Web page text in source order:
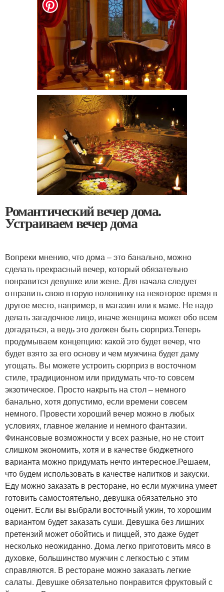
Романтический вечер дома.
Устраиваем вечер дома
Вопреки мнению, что дома – это банально, можно
сделать прекрасный вечер, который обязательно
понравится девушке или жене. Для начала следует
отправить свою вторую половинку на некоторое время в
другое место, например, в магазин или к маме. Не надо
делать загадочное лицо, иначе женщина может обо всем
догадаться, а ведь это должен быть сюрприз.Теперь
продумываем концепцию: какой это будет вечер, что
будет взято за его основу и чем мужчина будет даму
угощать. Вы можете устроить сюрприз в восточном
стиле, традиционном или придумать что-то совсем
экзотическое. Просто накрыть на стол – немного
банально, хотя допустимо, если времени совсем
немного. Провести хороший вечер можно в любых
условиях, главное желание и немного фантазии.
Финансовые возможности у всех разные, но не стоит
слишком экономить, хотя и в качестве бюджетного
варианта можно придумать нечто интересное.Решаем,
что будем использовать в качестве напитков и закуски.
Еду можно заказать в ресторане, но если мужчина умеет
готовить самостоятельно, девушка обязательно это
оценит. Если вы выбрали восточный ужин, то хорошим
вариантом будет заказать суши. Девушка без лишних
претензий может обойтись и пиццей, это даже будет
несколько неожиданно. Дома легко приготовить мясо в
духовке, большинство мужчин с легкостью с этим
справляются. В ресторане можно заказать легкие
салаты. Девушке обязательно понравится фруктовый с